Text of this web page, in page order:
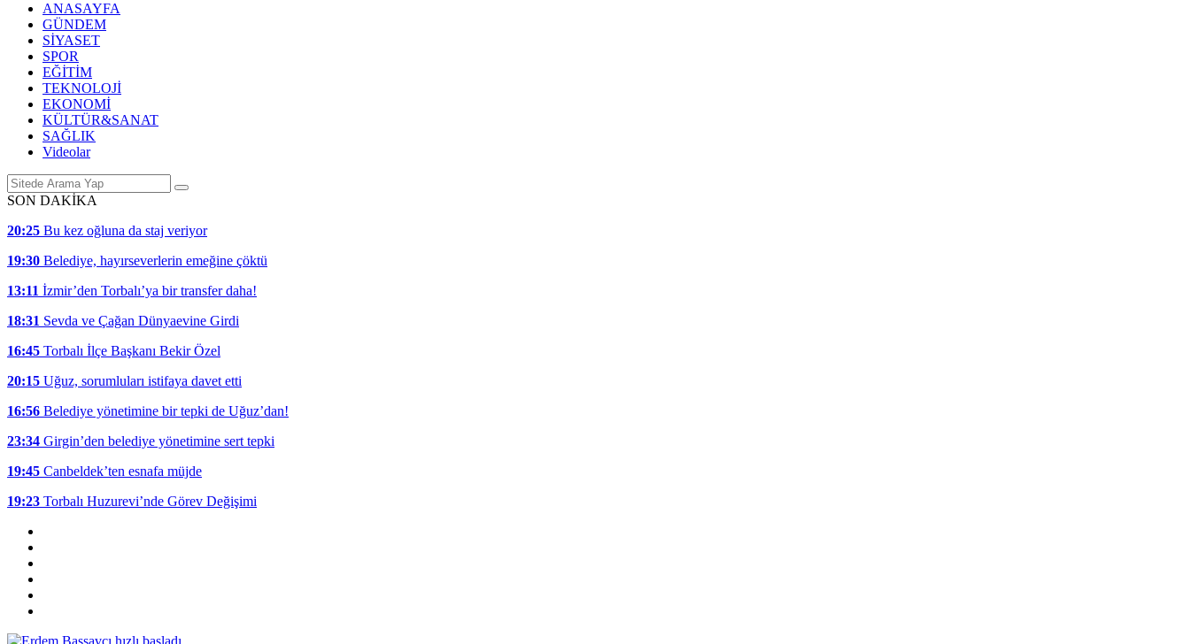
ANASAYFA
GÜNDEM
SİYASET
SPOR
EĞİTİM
TEKNOLOJİ
EKONOMİ
KÜLTÜR&SANAT
SAĞLIK
Videolar
SON DAKİKA
20:25 Bu kez oğluna da staj veriyor
19:30 Belediye, hayırseverlerin emeğine çöktü
13:11 İzmir’den Torbalı’ya bir transfer daha!
18:31 Sevda ve Çağan Dünyaevine Girdi
16:45 Torbalı İlçe Başkanı Bekir Özel
20:15 Uğuz, sorumluları istifaya davet etti
16:56 Belediye yönetimine bir tepki de Uğuz’dan!
23:34 Girgin’den belediye yönetimine sert tepki
19:45 Canbeldek’ten esnafa müjde
19:23 Torbalı Huzurevi’nde Görev Değişimi